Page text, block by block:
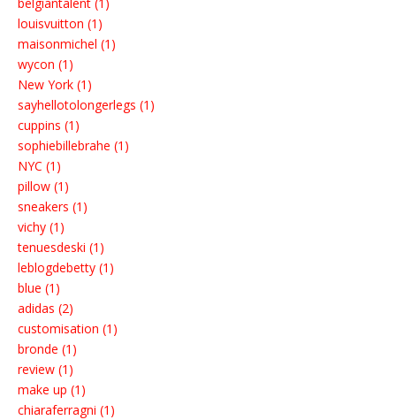
belgiantalent (1)
louisvuitton (1)
maisonmichel (1)
wycon (1)
New York (1)
sayhellotolongerlegs (1)
cuppins (1)
sophiebillebrahe (1)
NYC (1)
pillow (1)
sneakers (1)
vichy (1)
tenuesdeski (1)
leblogdebetty (1)
blue (1)
adidas (2)
customisation (1)
bronde (1)
review (1)
make up (1)
chiaraferragni (1)